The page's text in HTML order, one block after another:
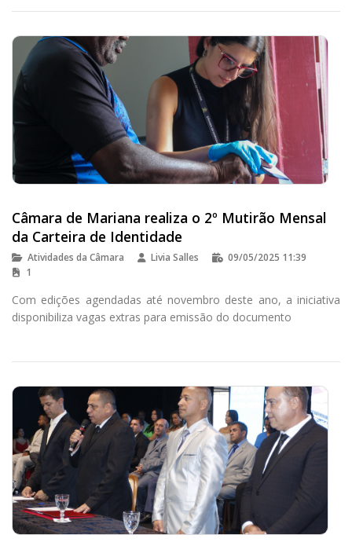
Câmara de Mariana realiza o 2º Mutirão Mensal
da Carteira de Identidade
Atividades da Câmara Livia Salles
09/05/2025 11:39
1
Com edições agendadas até novembro deste ano, a iniciativa
disponibiliza vagas extras para emissão do documento